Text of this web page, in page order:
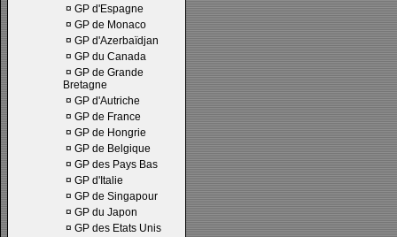
¤ GP d'Espagne
¤ GP de Monaco
¤ GP d'Azerbaïdjan
¤ GP du Canada
¤ GP de Grande
Bretagne
¤ GP d'Autriche
¤ GP de France
¤ GP de Hongrie
¤ GP de Belgique
¤ GP des Pays Bas
¤ GP d'Italie
¤ GP de Singapour
¤ GP du Japon
¤ GP des Etats Unis